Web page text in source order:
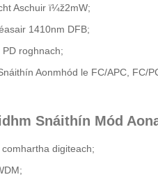
Aschuir ï¼ž2mW;
1410nm DFB;
PD roghnach;
Aonmhód le FC/APC, FC/
Snáithín Mód
comhartha digiteach;